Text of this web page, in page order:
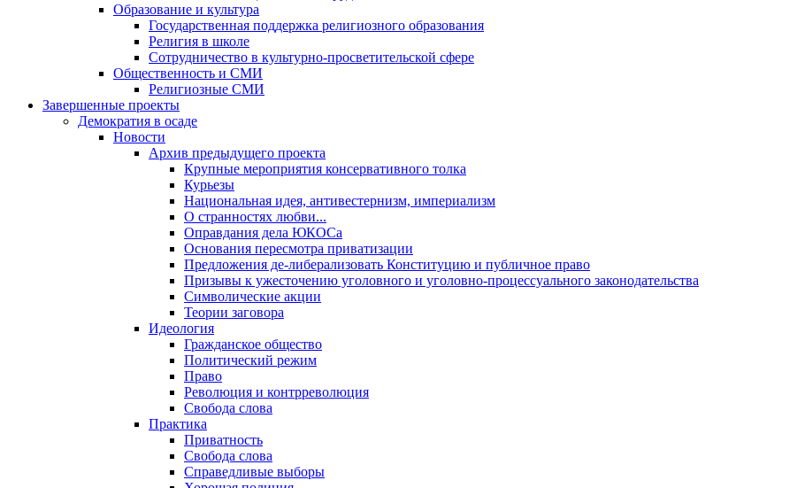
Образование и культура
Государственная поддержка религиозного образования
Религия в школе
Сотрудничество в культурно-просветительской сфере
Общественность и СМИ
Религиозные СМИ
Завершенные проекты
Демократия в осаде
Новости
Архив предыдущего проекта
Крупные мероприятия консервативного толка
Курьезы
Национальная идея, антивестернизм, империализм
О странностях любви...
Оправдания дела ЮКОСа
Основания пересмотра приватизации
Предложения де-либерализовать Конституцию и публичное право
Призывы к ужесточению уголовного и уголовно-процессуального законодательства
Символические акции
Теории заговора
Идеология
Гражданское общество
Политический режим
Право
Революция и контрреволюция
Свобода слова
Практика
Приватность
Свобода слова
Справедливые выборы